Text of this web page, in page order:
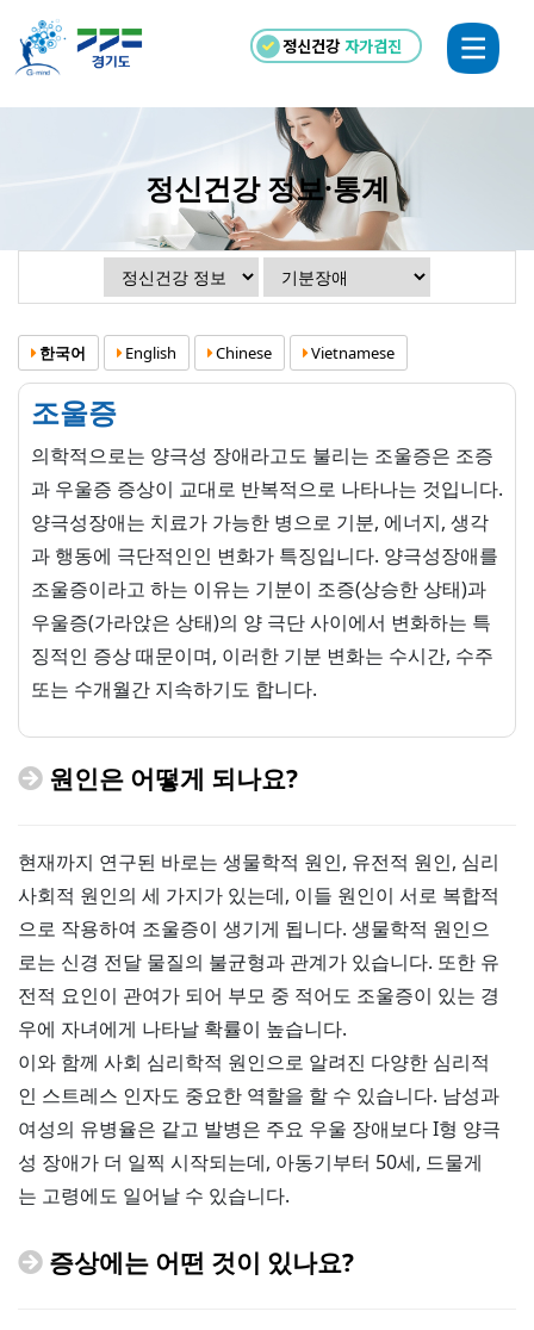
정신건강자가검진
정신건강 정보·통계
한국어 English Chinese Vietnamese
조울증
의학적으로는 양극성 장애라고도 불리는 조울증은 조증
과 우울증 증상이 교대로 반복적으로 나타나는 것입니다.
양극성장애는 치료가 가능한 병으로 기분, 에너지, 생각
과 행동에 극단적인인 변화가 특징입니다. 양극성장애를
조울증이라고 하는 이유는 기분이 조증(상승한 상태)과
우울증(가라앉은 상태)의 양 극단 사이에서 변화하는 특
징적인 증상 때문이며, 이러한 기분 변화는 수시간, 수주
또는 수개월간 지속하기도 합니다.
원인은 어떻게 되나요?
현재까지 연구된 바로는 생물학적 원인, 유전적 원인, 심리
사회적 원인의 세 가지가 있는데, 이들 원인이 서로 복합적
으로 작용하여 조울증이 생기게 됩니다. 생물학적 원인으
로는 신경 전달 물질의 불균형과 관계가 있습니다. 또한 유
전적 요인이 관여가 되어 부모 중 적어도 조울증이 있는 경
우에 자녀에게 나타날 확률이 높습니다.
이와 함께 사회 심리학적 원인으로 알려진 다양한 심리적
인 스트레스 인자도 중요한 역할을 할 수 있습니다. 남성과
여성의 유병율은 같고 발병은 주요 우울 장애보다 I형 양극
성 장애가 더 일찍 시작되는데, 아동기부터 50세, 드물게
는 고령에도 일어날 수 있습니다.
증상에는 어떤 것이 있나요?